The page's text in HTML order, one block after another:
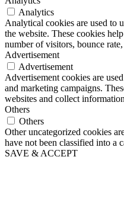
Analytics
Analytical cookies are used to
the website. These cookies
number of visitors, bounce
Advertisement
Advertisement
Advertisement cookies are
and marketing campaigns.
websites and collect
Others
Others
Other uncategorized cookies
have not been classified into a
SAVE & ACCEPT